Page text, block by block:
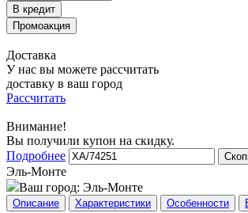
Доставка
У нас вы можете рассчитать
доставку в ваш город
Рассчитать
Внимание!
Вы получили купон на скидку.
Подробнее
Эль-Монте
Ваш город: Эль-Монте
Описание Характеристики Особенности